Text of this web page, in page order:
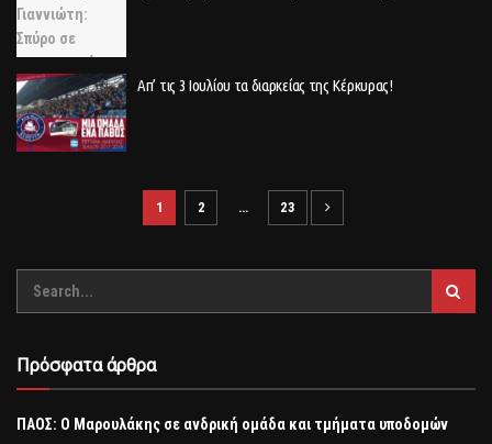
Απ’ τις 3 Ιουλίου τα διαρκείας της Κέρκυρας!
1 2 … 23
Πρόσφατα άρθρα
ΠΑΟΣ: Ο Μαρουλάκης σε ανδρική ομάδα και τμήματα υποδομών